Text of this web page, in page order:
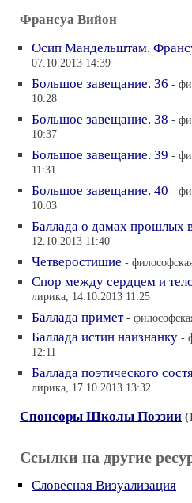
Франсуа Вийон
Осип Мандельштам.
07.10.2013 14:39
Большое завещание. 36 -
10:28
Большое завещание. 38 -
10:37
Большое завещание. 39 -
11:31
Большое завещание. 40 -
10:03
Баллада о дамах прошлых
12.10.2013 11:40
Четверостишие -
Спор между сердцем и
лирика, 14.10.2013 11:25
Баллада примет -
Баллада истин наизнанку -
12:11
Баллада поэтического
лирика, 17.10.2013 13:32
Спонсоры Школы Поэзии
Ссылки на другие
Словесная Визуализация